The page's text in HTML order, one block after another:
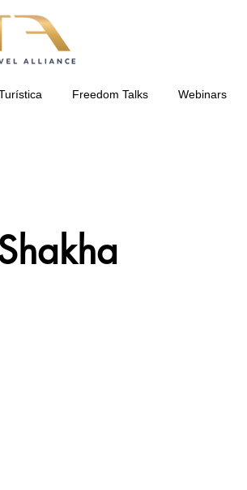
Freedom Talks Webinars